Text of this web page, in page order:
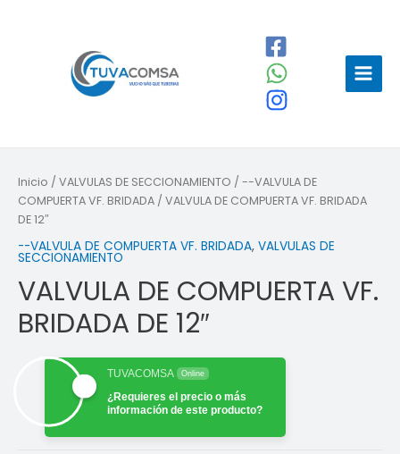
Main
Inicio / VALVULAS DE SECCIONAMIENTO / --VALVULA DE
COMPUERTA VF. BRIDADA / VALVULA DE COMPUERTA VF. BRIDADA
DE 12″
--VALVULA DE COMPUERTA VF. BRIDADA, VALVULAS DE
SECCIONAMIENTO
VALVULA DE COMPUERTA VF.
BRIDADA DE 12″
TUVACOMSA Online
¿Requieres el precio o más
información de este producto?